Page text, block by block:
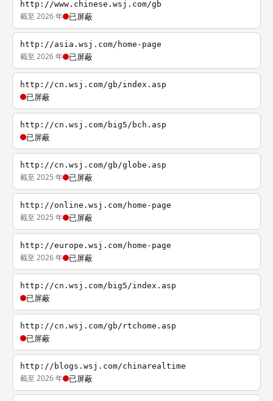
http://www.chinese.wsj.com/gb
截至 2026 年 已屏蔽
http://asia.wsj.com/home-page
截至 2026 年 已屏蔽
http://cn.wsj.com/gb/index.asp
已屏蔽
http://cn.wsj.com/big5/bch.asp
已屏蔽
http://cn.wsj.com/gb/globe.asp
截至 2025 年 已屏蔽
http://online.wsj.com/home-page
截至 2025 年 已屏蔽
http://europe.wsj.com/home-page
截至 2026 年 已屏蔽
http://cn.wsj.com/big5/index.asp
已屏蔽
http://cn.wsj.com/gb/rtchome.asp
已屏蔽
http://blogs.wsj.com/chinarealtime
截至 2026 年 已屏蔽